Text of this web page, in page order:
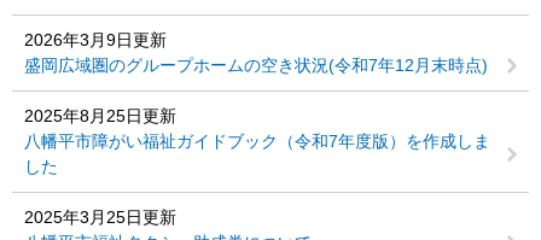
2026年3月9日更新
盛岡広域圏のグループホームの空き状況(令和7年12月末時点)
2025年8月25日更新
八幡平市障がい福祉ガイドブック（令和7年度版）を作成しま
した
2025年3月25日更新